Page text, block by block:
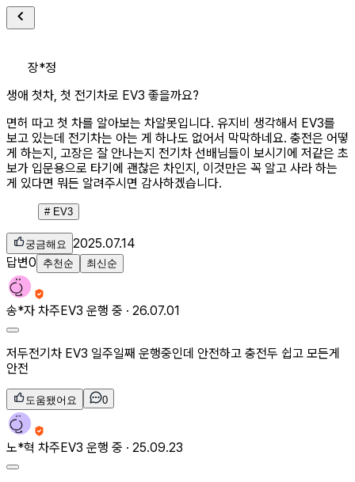
장*정
생애 첫차, 첫 전기차로 EV3 좋을까요?
면허 따고 첫 차를 알아보는 차알못입니다. 유지비 생각해서 EV3를
보고 있는데 전기차는 아는 게 하나도 없어서 막막하네요. 충전은 어떻
게 하는지, 고장은 잘 안나는지 전기차 선배님들이 보시기에 저같은 초
보가 입문용으로 타기에 괜찮은 차인지, 이것만은 꼭 알고 사라 하는
게 있다면 뭐든 알려주시면 감사하겠습니다.
# EV3
궁금해요 2025.07.14
답변0 추천순 최신순
송*자 차주EV3 운행 중 · 26.07.01
저두전기차 EV3 일주일째 운행중인데 안전하고 충전두 쉽고 모든게
안전
도움됐어요 0
노*혁 차주EV3 운행 중 · 25.09.23